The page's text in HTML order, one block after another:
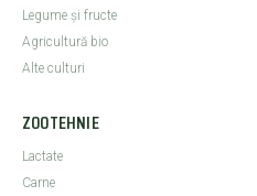
Legume şi fructe
Agricultură bio
Alte culturi
ZOOTEHNIE
Lactate
Carne